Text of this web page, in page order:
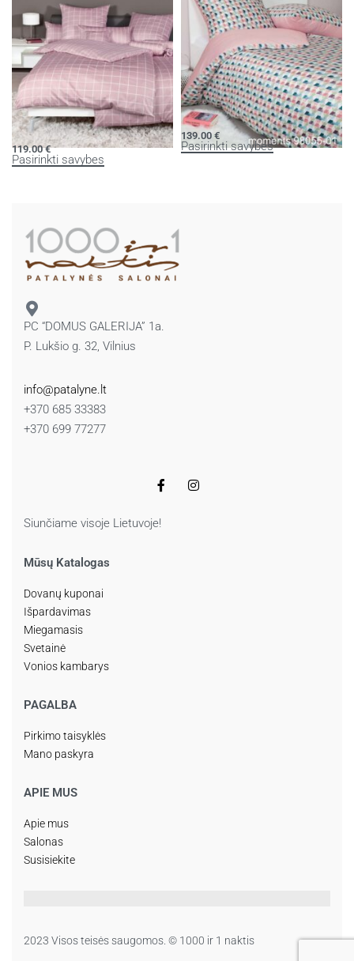
Patalynės komplektas MODERN
CLASSIC
119.00€
Pasirinkti savybes
Patalynės komplektas MOMENTS
139.00 €
Pasirinkti savybes
PC “DOMUS GALERIJA” 1a.
P. Lukšio g. 32, Vilnius
info@patalyne.lt
+370 685 33383
+370 699 77277
Siunčiame visoje Lietuvoje!
Mūsų Katalogas
Dovanų kuponai
Išpardavimas
Miegamasis
Svetainė
Vonios kambarys
PAGALBA
Pirkimo taisyklės
Mano paskyra
APIE MUS
Apie mus
Salonas
Susisiekite
2023 Visos teisės saugomos. © 1000 ir 1 naktis